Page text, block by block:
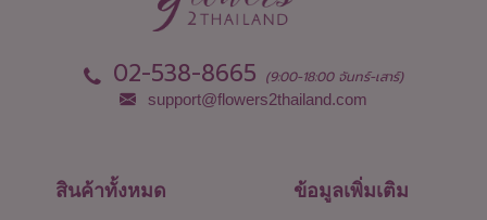
02-538-8665 (9:00-18:00 จันทร์-เสาร์)
support@flowers2thailand.com
สินค้าทั้งหมด ข้อมูลเพิ่มเติม